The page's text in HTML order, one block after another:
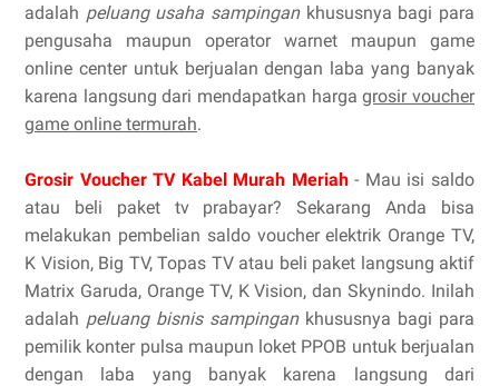
adalah peluang usaha sampingankhususnya bagi para
pengusaha maupun operator warnet maupun game
online center untuk berjualan dengan laba yang banyak
karena langsung dari mendapatkan hargagrosir voucher
game online termurah.
Grosir Voucher TV Kabel Murah Meriah- Mau isi saldo
atau beli paket tv prabayar? Sekarang Anda bisa
melakukan pembelian saldo voucher elektrik Orange TV,
K Vision, Big TV, Topas TV atau beli paket langsung aktif
Matrix Garuda, Orange TV, K Vision, dan Skynindo. Inilah
adalah peluang bisnis sampingankhususnya bagi para
pemilik konter pulsa maupun loket PPOB untuk berjualan
dengan laba yang banyak karena langsung dari